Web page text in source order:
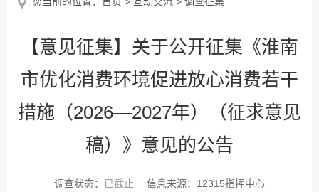
【意见征集】关于公开征集《淮南
市优化消费环境促进放心消费若干
措施（2026—2027年）（征求意见
稿）》意见的公告
调查状态： 已截止 信息来源： 12315指挥中心